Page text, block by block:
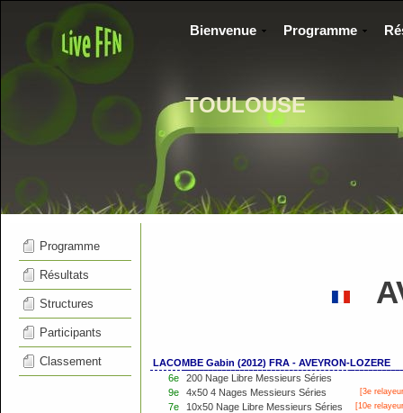
TOULOUSE
Bienvenue Programme
Programme
Résultats
Structures
Participants
Classement
LACOMBE Gabin (2012) FRA - AVEYRON-LOZERE
6e
200 Nage Libre Messieurs Séries
9e
4x50 4 Nages Messieurs Séries [3e
7e 10x50 Nage Libre Messieurs Séries [10e